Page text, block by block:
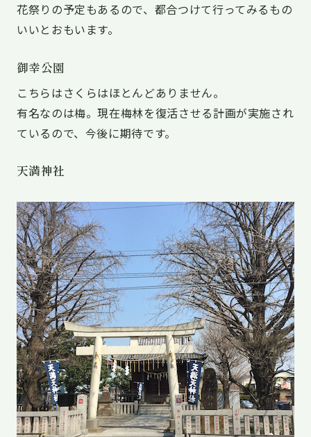
花祭りの予定もあるので、都合つけて行ってみるもの
いいとおもいます。
御幸公園
こちらはさくらはほとんどありません。
有名なのは梅。現在梅林を復活させる計画が実施され
ているので、今後に期待です。
天満神社